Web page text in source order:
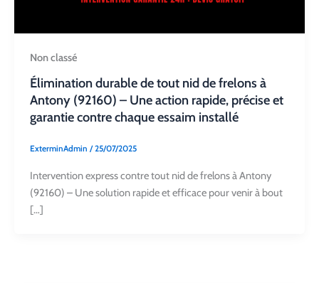
Non classé
Élimination durable de tout nid de frelons à
Antony (92160) – Une action rapide, précise et
garantie contre chaque essaim installé
ExterminAdmin /25/07/2025
Intervention express contre tout nid de frelons à Antony
(92160) – Une solution rapide et efficace pour venir à bout
[…]